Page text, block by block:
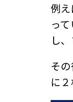
例
っ
し
そ
に